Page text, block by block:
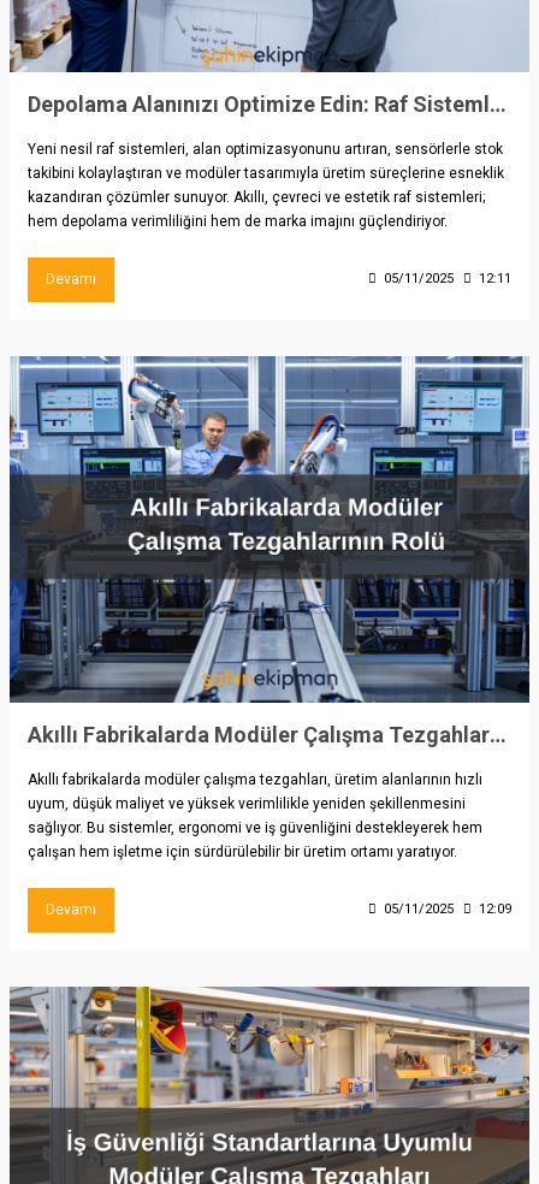
Depolama Alanınızı Optimize Edin: Raf Sistemlerinde Yeni Trendler
Yeni nesil raf sistemleri, alan optimizasyonunu artıran, sensörlerle stok
takibini kolaylaştıran ve modüler tasarımıyla üretim süreçlerine esneklik
kazandıran çözümler sunuyor. Akıllı, çevreci ve estetik raf sistemleri;
hem depolama verimliliğini hem de marka imajını güçlendiriyor.
Devamı 05/11/2025 12:11
Akıllı Fabrikalarda Modüler Çalışma Tezgahlarının Rolü
Akıllı fabrikalarda modüler çalışma tezgahları, üretim alanlarının hızlı
uyum, düşük maliyet ve yüksek verimlilikle yeniden şekillenmesini
sağlıyor. Bu sistemler, ergonomi ve iş güvenliğini destekleyerek hem
çalışan hem işletme için sürdürülebilir bir üretim ortamı yaratıyor.
Devamı 05/11/2025 12:09